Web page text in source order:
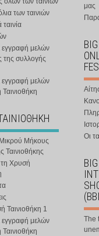
των ταινιών
εγγραφή μελών
της συλλογής
εγγραφή μελών
Μικρού Μήκους
Ταινιοθήκης
τη Χρυσή
Ταινιοθήκη 1
εγγραφή μελών
μας
Οι
The